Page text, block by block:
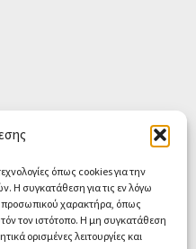
όπως cookies για την
Η συγκατάθεση για τις εν λόγω
προσωπικού χαρακτήρα, όπως
τον ιστότοπο. Η μη συγκατάθεση
ορισμένες λειτουργίες και